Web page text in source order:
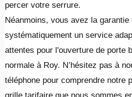
percer votre serrure.
Néanmoins, vous avez la garantie
systématiquement un service
attentes pour l'ouverture de porte
normale à Roy. N’hésitez pas à
téléphone pour comprendre notre